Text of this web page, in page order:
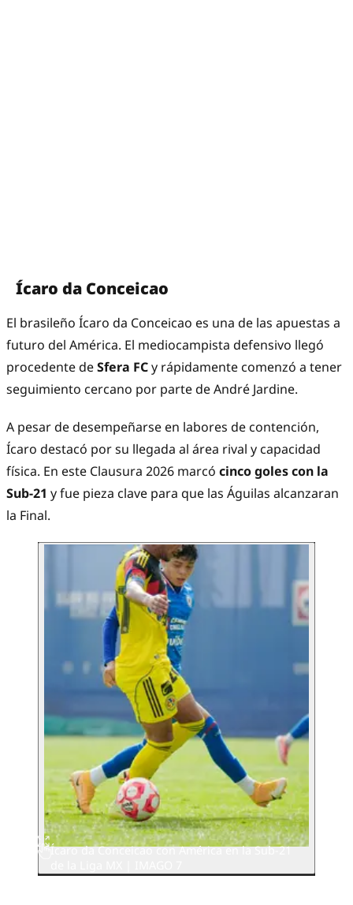
Ícaro da Conceicao
El brasileño Ícaro da Conceicao es una de las apuestas a
futuro del América. El mediocampista defensivo llegó
procedente deSfera FCy rápidamente comenzó a tener
seguimiento cercano por parte de André Jardine.
A pesar de desempeñarse en labores de contención,
Ícaro destacó por su llegada al área rival y capacidad
física. En este Clausura 2026 marcó cinco goles con la
Sub-21 y fue pieza clave para que las Águilas alcanzaran
la Final.
Ícaro da Conceicao con América en la Sub-21